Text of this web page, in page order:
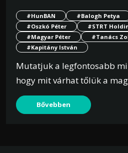
#HunBAN #Balogh Petya
#Oszkó Péter
#STRT
#Magyar Péter
#Tanács
#Kapitány István
Mutatjuk a legfontosabb
hogy mit várhat tőlük a
Bővebben